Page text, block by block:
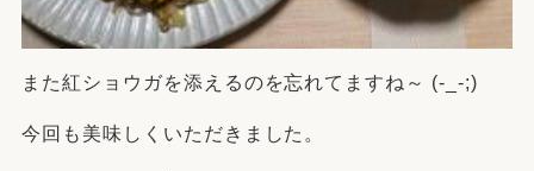
また紅ショウガを添えるのを忘れてますね～ (-_-;)
今回も美味しくいただきました。